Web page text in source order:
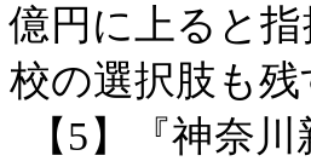
億円に上ると
校の選択肢も
【 5】『神奈